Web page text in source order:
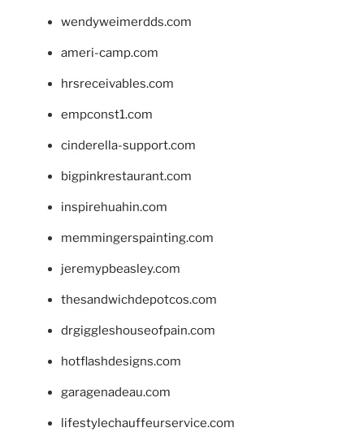
wendyweimerdds.com
ameri-camp.com
hrsreceivables.com
empconst1.com
cinderella-support.com
bigpinkrestaurant.com
inspirehuahin.com
memmingerspainting.com
jeremypbeasley.com
thesandwichdepotcos.com
drgiggleshouseofpain.com
hotflashdesigns.com
garagenadeau.com
lifestylechauffeurservice.com